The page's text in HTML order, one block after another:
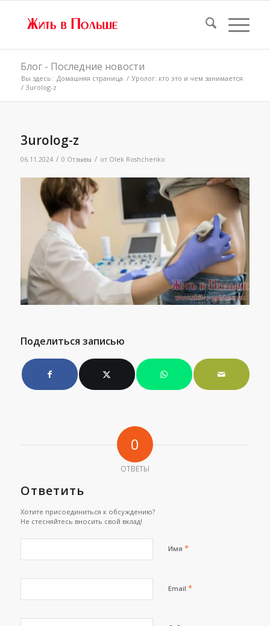
Блог - Последние новости
Вы здесь: Домашняя страница / Уролог: кто это и чем занимается
/ 3urolog-z
3urolog-z
06.11.2024 / 0 Отзывы / от Olek Roshchenko
Поделиться записью
0
ОТВЕТЫ
Ответить
Хотите присоединиться к обсуждению?
Не стесняйтесь вносить свой вклад!
Имя *
Email *